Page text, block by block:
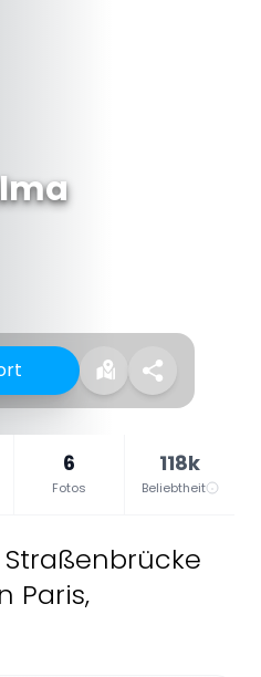
6
Fotos
118k
Beliebtheit
Straßenbrücke
Paris,